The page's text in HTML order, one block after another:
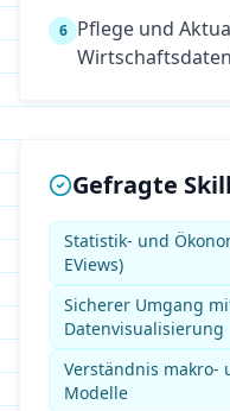
6 Pflege und
Gefragte
Statistik- und
EViews)
Sicherer Umgang
Datenvisualisierung
Verständnis makro-
Modelle